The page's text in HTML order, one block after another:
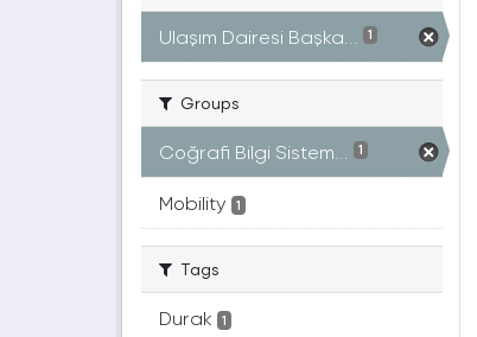
Ulaşım Dairesi Başka... 1
Groups
Coğrafi Bilgi Sistem... 1
Mobility 1
Tags
Durak 1